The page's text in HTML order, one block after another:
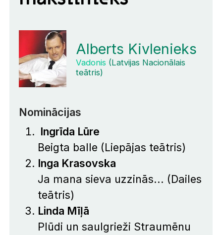
Alberts Kivlenieks
Vadonis(Latvijas Nacionālais
teātris)
Nominācijas
Ingrīda Lūre
Beigta balle (Liepājas teātris)
Inga Krasovska
Ja mana sieva uzzinās... (Dailes
teātris)
Linda Mīļā
Plūdi un saulgrieži Straumēnu